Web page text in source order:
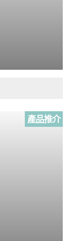
產品推介